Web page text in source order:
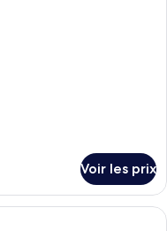
Voir les prix